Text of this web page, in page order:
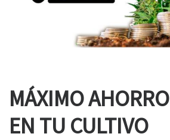
MÁXIMO AHORRO
EN TU CULTIVO